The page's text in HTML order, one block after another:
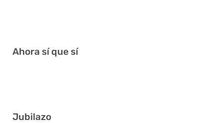
Ahora sí que sí
Jubilazo